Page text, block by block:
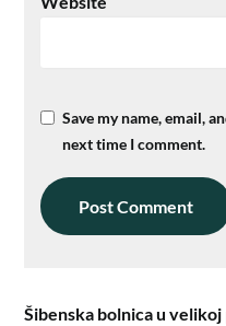
Save my name, email,
next time I comment.
Šibenska bolnica u